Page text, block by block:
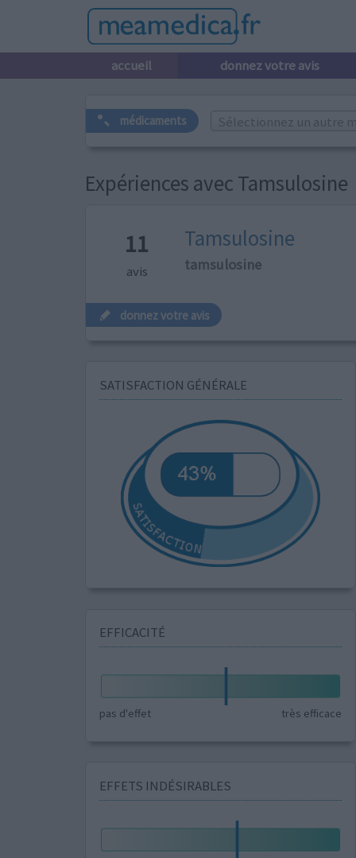
accueil donnez votre avis
médicaments Sélectionnez un autre
Expériences avec Tamsulosine
11
avis
Tamsulosine
tamsulosine
donnez votre avis
SATISFACTION GÉNÉRALE
EFFICACITÉ
pas d'effet très efficace
EFFETS INDÉSIRABLES